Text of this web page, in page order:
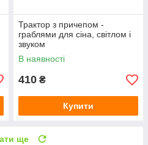
Трактор з причепом -
граблями для сіна, світлом і
звуком
В наявності
410 ₴
Купити
ще